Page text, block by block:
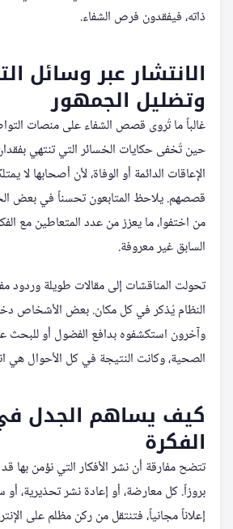
ذاته، فيفقدون فرص الشفاء.
الانتشار عبر وسائل
وتضليل الجمهور
غالباً ما تُروى قصص الشفاء على منصات
حين تُخفى حكايات الخسائر التي تنتهي
الإعاقات الدائمة أو الوفاة، لأن أصحابها لا
قصصهم. يلاحظ المتابعون تحسناً في بعض
من اختفوا، ما يعزز من عدد المتعاطين مع
السابق غير معروفة.
تحولت المناقشات إلى مقالات طويلة
النظام يُذكر في كل مكان. بعض الأشخاص
وآخرون استكشفوه بدافع الفضول أو للبحث
الصحية، وكانت النتيجة في كل الأحوال هي
كيف يساهم الجدل
الفكرة
تتضح مفارقة أن نشر الأفكار التي نؤمن بها
بروزاً. كل معارضة، أو إعادة نشر تحذيرية،
إعلاناً مجانياً، فتنتقل من ركن مظلم على